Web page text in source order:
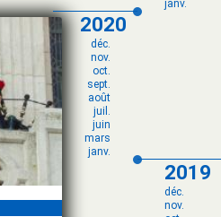
janv.
2020
déc.
nov.
oct.
sept.
août
juil.
juin
mars
janv.
2019
déc.
nov.